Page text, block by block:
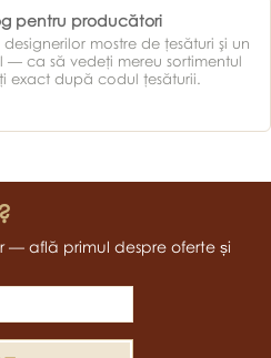
pentru producători
mostre de ţesături şi un
ca să vedeţi mereu sortimentul
exact după codul ţesăturii.
— află primul despre oferte și